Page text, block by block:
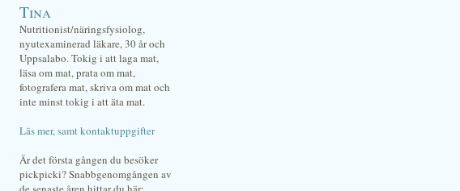
Tina
Nutritionist/näringsfysiolog,
nyutexaminerad läkare, 30 år och
Uppsalabo. Tokig i att laga mat,
läsa om mat, prata om mat,
fotografera mat, skriva om mat och
inte minst tokig i att äta mat.
Läs mer, samt kontaktuppgifter
Är det första gången du besöker
pickpicki? Snabbgenomgången av